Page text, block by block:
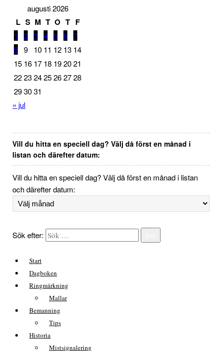
augusti 2026
L S M T O T F
1 2 3 4 5 6 7
8 9 10 11 12 13 14
15 16 17 18 19 20 21
22 23 24 25 26 27 28
29 30 31
« jul
Vill du hitta en speciell dag? Välj då först en månad i
listan och därefter datum:
Vill du hitta en speciell dag? Välj då först en månad i listan
och därefter datum:
Sök efter:
Start
Dagboken
Ringmärkning
Mallar
Bemanning
Tips
Historia
Mistsignalering